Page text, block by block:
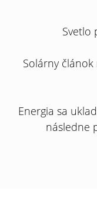
Svetlo
Solárny
Energia sa
následne